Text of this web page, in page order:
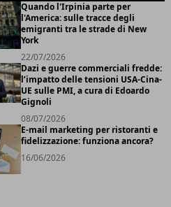
Quando l'Irpinia parte per
l'America: sulle tracce degli
emigranti tra le strade di New
York
22/07/2026
Dazi e guerre commerciali fredde:
l’impatto delle tensioni USA-Cina-
UE sulle PMI, a cura di Edoardo
Gignoli
08/07/2026
E-mail marketing per ristoranti e
fidelizzazione: funziona ancora?
16/06/2026